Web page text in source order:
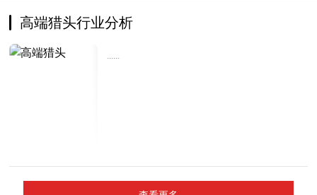
高端猎头行业分析
......